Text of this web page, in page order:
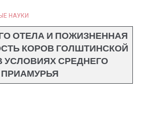
НАУКИ
ОТЕЛА И ПОЖИЗНЕННАЯ
КОРОВ ГОЛШТИНСКОЙ
СРЕДНЕГО
ПРИАМУРЬЯ